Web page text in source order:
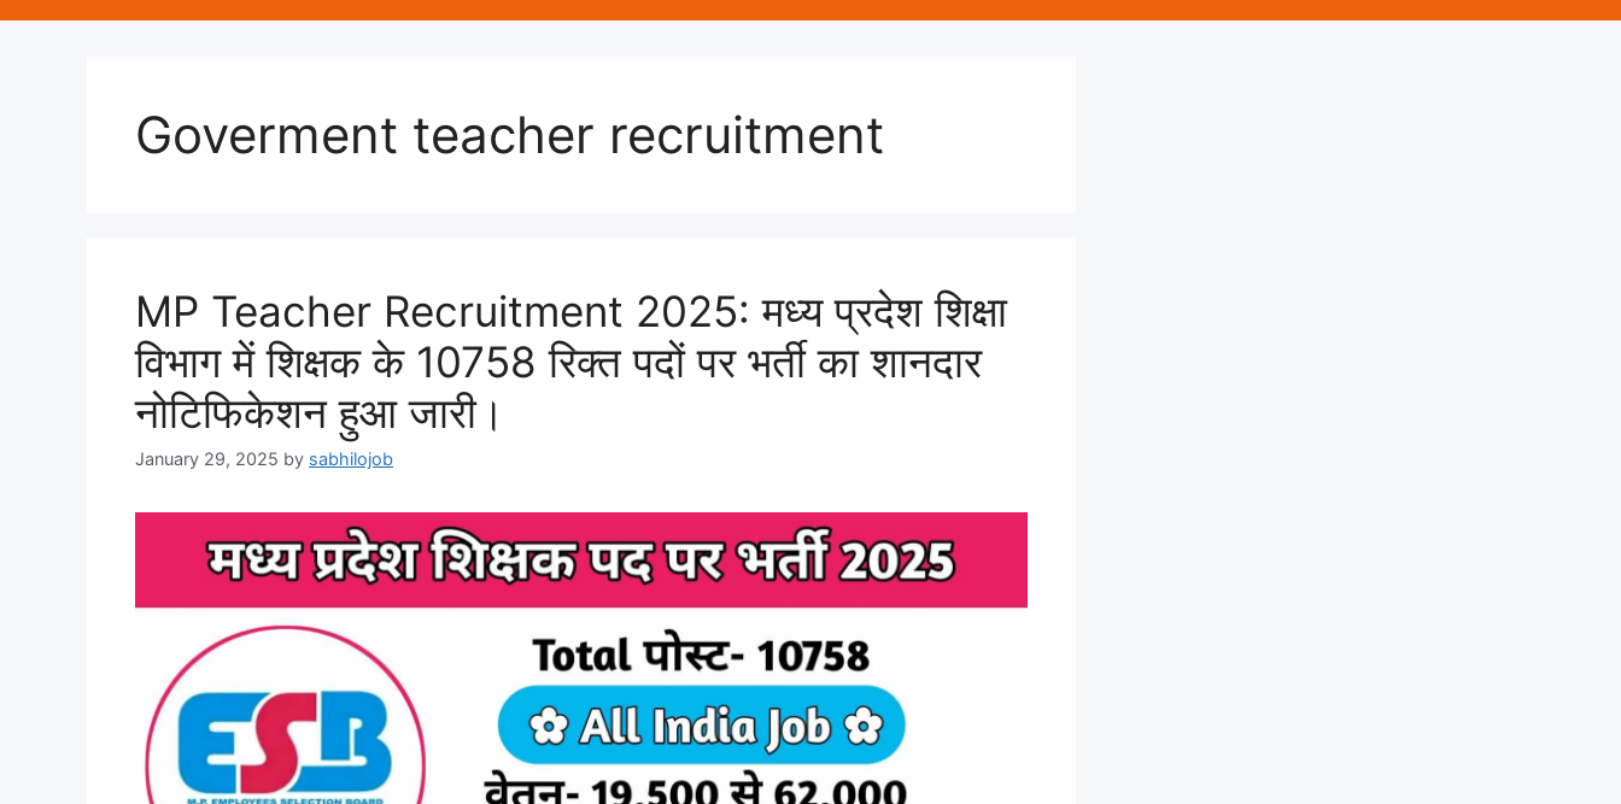
Goverment teacher recruitment
MP Teacher Recruitment 2025: मध्य प्रदेश शिक्षा
विभाग में शिक्षक के 10758 रिक्त पदों पर भर्ती का शानदार
नोटिफिकेशन हुआ जारी।
January 29, 2025 by sabhilojob